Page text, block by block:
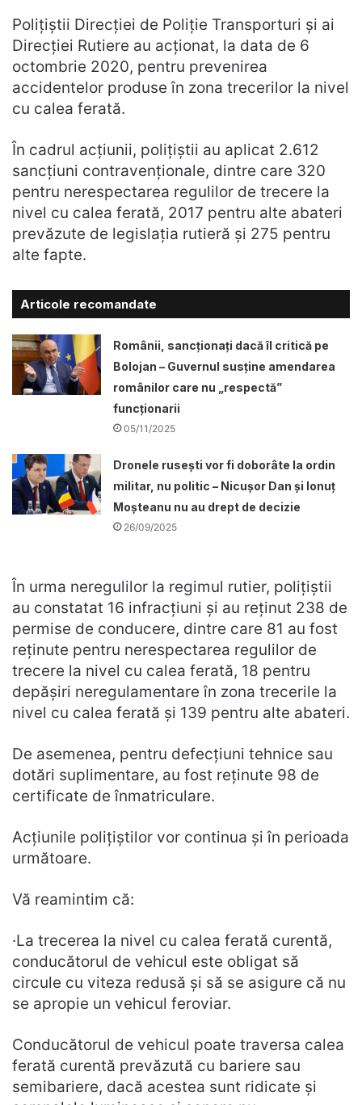
Polițiștii Direcției de Poliție Transporturi și ai
Direcției Rutiere au acționat, la data de 6
octombrie 2020, pentru prevenirea
accidentelor produse în zona trecerilor la nivel
cu calea ferată.
În cadrul acțiunii, polițiștii au aplicat 2.612
sancţiuni contravenţionale, dintre care 320
pentru nerespectarea regulilor de trecere la
nivel cu calea ferată, 2017 pentru alte abateri
prevăzute de legislația rutieră și 275 pentru
alte fapte.
Articole recomandate
Românii, sancționați dacă îl critică pe
Bolojan – Guvernul susține amendarea
românilor care nu „respectă”
funcționarii
05/11/2025
Dronele ruseşti vor fi doborâte la ordin
militar, nu politic – Nicușor Dan și Ionuț
Moșteanu nu au drept de decizie
26/09/2025
În urma neregulilor la regimul rutier, polițiștii
au constatat 16 infracţiuni și au reținut 238 de
permise de conducere, dintre care 81 au fost
reținute pentru nerespectarea regulilor de
trecere la nivel cu calea ferată, 18 pentru
depășiri neregulamentare în zona trecerile la
nivel cu calea ferată și 139 pentru alte abateri.
De asemenea, pentru defecțiuni tehnice sau
dotări suplimentare, au fost reținute 98 de
certificate de înmatriculare.
Acțiunile polițiștilor vor continua și în perioada
următoare.
Vă reamintim că:
·La trecerea la nivel cu calea ferată curentă,
conducătorul de vehicul este obligat să
circule cu viteza redusă și să se asigure că nu
se apropie un vehicul feroviar.
Conducătorul de vehicul poate traversa calea
ferată curentă prevăzută cu bariere sau
semibariere, dacă acestea sunt ridicate și